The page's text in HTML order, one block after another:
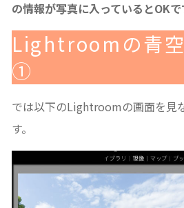
の情報が写真に入っているとOKで
Lightroomの青
①
では以下のLightroomの画面を見
す。